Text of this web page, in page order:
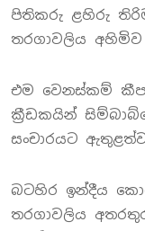
පිතිකරු ළහිරු
තරගාවලිය
එම වෙනස්කම්
ක්‍රීඩකයින්
සංචාරයට
බටහිර ඉන්දීය
තරගාවලිය